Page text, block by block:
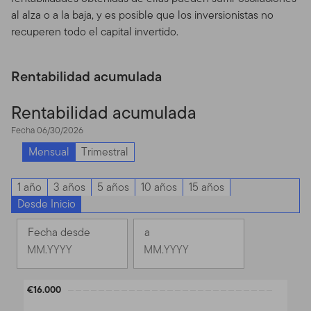
al alza o a la baja, y es posible que los inversionistas no
recuperen todo el capital invertido.
Rentabilidad acumulada
Rentabilidad acumulada
Fecha 06/30/2026
Mensual Trimestral
1 año 3 años 5 años 10 años
15 años
Desde Inicio
Fecha desde
Cambio
seleccionado
a
Chart€16.000
Privacidad, Transmisión de
Comunicaciones No
Solicitadas y Monitoreo de
Uso
Política de Privacidad.Para inversores individuales de
nuestros Fondos, favor ver nuestra Política de
Privacidad para un sumario de la información personal
no pública que podemos acopiar y mantener de
inversores actuales y de ex inversores; nuestra política
con relación al uso de esa información; y las medidas
que tomamos para salvaguardarla.
Transmisión de Información Personal.